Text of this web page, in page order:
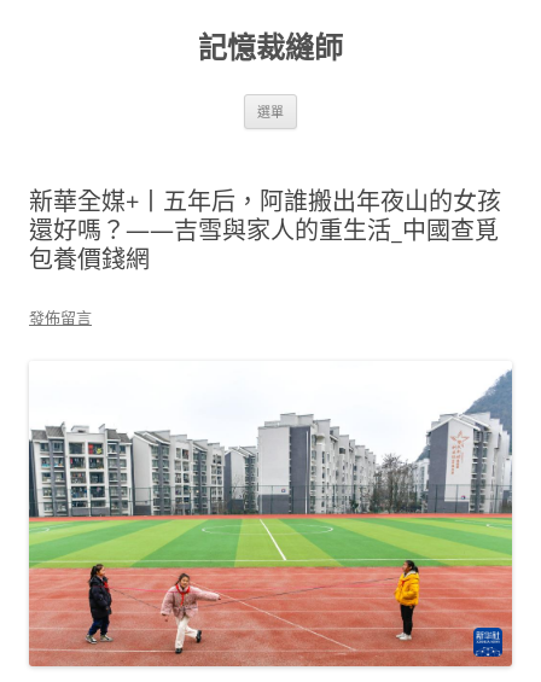
記憶裁縫師
選單
新華全媒+丨五年后，阿誰搬出年夜山的女孩
還好嗎？——吉雪與家人的重生活_中國查覓
包養價錢網
發佈留言